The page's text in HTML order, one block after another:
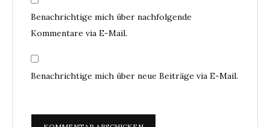
Benachrichtige mich über nachfolgende
Kommentare via E-Mail.
Benachrichtige mich über neue Beiträge via E-Mail.